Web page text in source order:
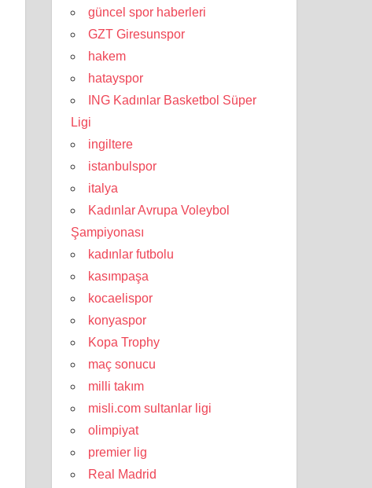
güncel spor haberleri
GZT Giresunspor
hakem
hatayspor
ING Kadınlar Basketbol Süper
Ligi
ingiltere
istanbulspor
italya
Kadınlar Avrupa Voleybol
Şampiyonası
kadınlar futbolu
kasımpaşa
kocaelispor
konyaspor
Kopa Trophy
maç sonucu
milli takım
misli.com sultanlar ligi
olimpiyat
premier lig
Real Madrid